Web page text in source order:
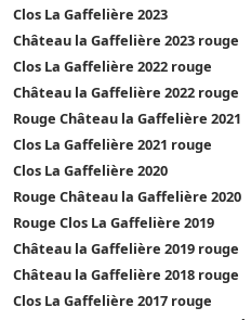
Clos La Gaffelière 2023
Château la Gaffelière 2023 rouge
Clos La Gaffelière 2022 rouge
Château la Gaffelière 2022 rouge
Rouge Château la Gaffelière 2021
Clos La Gaffelière 2021 rouge
Clos La Gaffelière 2020
Rouge Château la Gaffelière 2020
Rouge Clos La Gaffelière 2019
Château la Gaffelière 2019 rouge
Château la Gaffelière 2018 rouge
Clos La Gaffelière 2017 rouge